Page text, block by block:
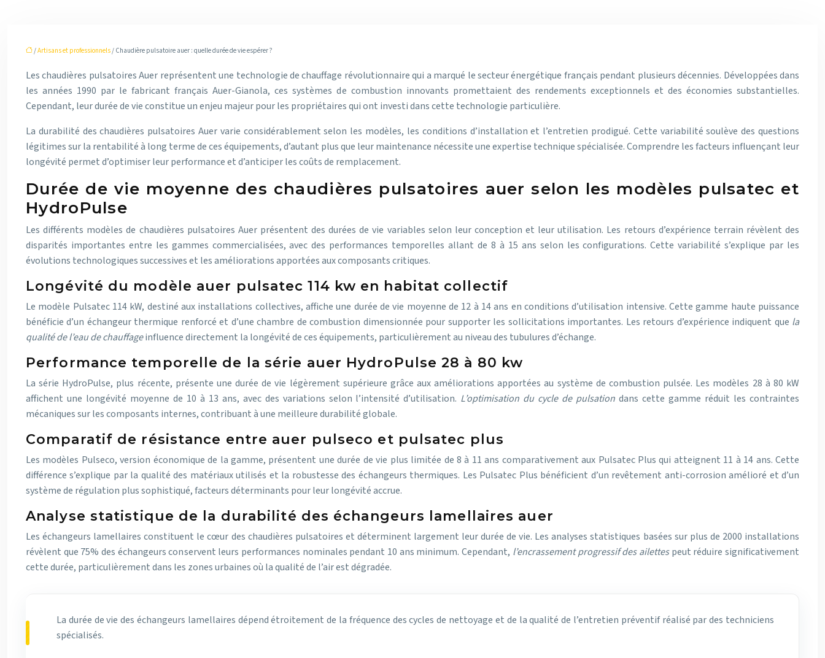
/Artisans et professionnels/ Chaudière pulsatoire auer : quelle durée de vie espérer ?
Les chaudières pulsatoires Auer représentent une technologie de chauffage révolutionnaire qui a marqué le secteur énergétique français pendant plusieurs décennies. Développées dans
les années 1990 par le fabricant français Auer-Gianola, ces systèmes de combustion innovants promettaient des rendements exceptionnels et des économies substantielles.
Cependant, leur durée de vie constitue un enjeu majeur pour les propriétaires qui ont investi dans cette technologie particulière.
La durabilité des chaudières pulsatoires Auer varie considérablement selon les modèles, les conditions d’installation et l’entretien prodigué. Cette variabilité soulève des questions
légitimes sur la rentabilité à long terme de ces équipements, d’autant plus que leur maintenance nécessite une expertise technique spécialisée. Comprendre les facteurs influençant leur
longévité permet d’optimiser leur performance et d’anticiper les coûts de remplacement.
Durée de vie moyenne des chaudières pulsatoires auer selon les modèles pulsatec et
HydroPulse
Les différents modèles de chaudières pulsatoires Auer présentent des durées de vie variables selon leur conception et leur utilisation. Les retours d’expérience terrain révèlent des
disparités importantes entre les gammes commercialisées, avec des performances temporelles allant de 8 à 15 ans selon les configurations. Cette variabilité s’explique par les
évolutions technologiques successives et les améliorations apportées aux composants critiques.
Longévité du modèle auer pulsatec 114 kw en habitat collectif
Le modèle Pulsatec 114 kW, destiné aux installations collectives, affiche une durée de vie moyenne de 12 à 14 ans en conditions d’utilisation intensive. Cette gamme haute puissance
bénéficie d’un échangeur thermique renforcé et d’une chambre de combustion dimensionnée pour supporter les sollicitations importantes. Les retours d’expérience indiquent que la
qualité de l’eau de chauffageinfluence directement la longévité de ces équipements, particulièrement au niveau des tubulures d’échange.
Performance temporelle de la série auer HydroPulse 28 à 80 kw
La série HydroPulse, plus récente, présente une durée de vie légèrement supérieure grâce aux améliorations apportées au système de combustion pulsée. Les modèles 28 à 80 kW
affichent une longévité moyenne de 10 à 13 ans, avec des variations selon l’intensité d’utilisation. L’optimisation du cycle de pulsationdans cette gamme réduit les contraintes
mécaniques sur les composants internes, contribuant à une meilleure durabilité globale.
Comparatif de résistance entre auer pulseco et pulsatec plus
Les modèles Pulseco, version économique de la gamme, présentent une durée de vie plus limitée de 8 à 11 ans comparativement aux Pulsatec Plus qui atteignent 11 à 14 ans. Cette
différence s’explique par la qualité des matériaux utilisés et la robustesse des échangeurs thermiques. Les Pulsatec Plus bénéficient d’un revêtement anti-corrosion amélioré et d’un
système de régulation plus sophistiqué, facteurs déterminants pour leur longévité accrue.
Analyse statistique de la durabilité des échangeurs lamellaires auer
Les échangeurs lamellaires constituent le cœur des chaudières pulsatoires et déterminent largement leur durée de vie. Les analyses statistiques basées sur plus de 2000 installations
révèlent que 75% des échangeurs conservent leurs performances nominales pendant 10 ans minimum. Cependant, l’encrassement progressif des ailettespeut réduire significativement
cette durée, particulièrement dans les zones urbaines où la qualité de l’air est dégradée.
La durée de vie des échangeurs lamellaires dépend étroitement de la fréquence des cycles de nettoyage et de la qualité de l’entretien préventif réalisé par des techniciens
spécialisés.